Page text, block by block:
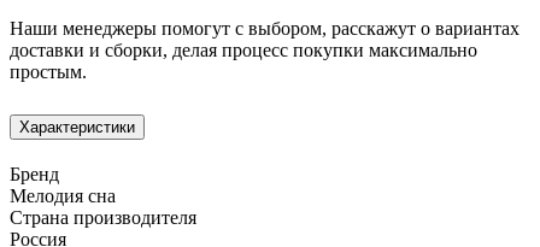
Наши менеджеры помогут с выбором, расскажут о вариантах
доставки и сборки, делая процесс покупки максимально
простым.
Характеристики
Бренд
Мелодия сна
Страна производителя
Россия